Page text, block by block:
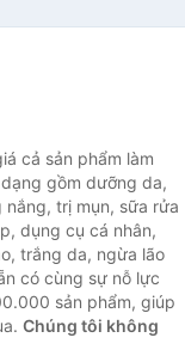
cả sản phẩm làm
gồm dưỡng da,
trị mụn, sữa rửa
dụng cụ cá nhân,
trắng da, ngừa lão
có cùng sự nỗ lực
sản phẩm, giúp
Chúng tôi không